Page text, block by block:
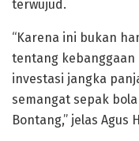
terwujud.
“Karena ini bukan
tentang kebanggaan
investasi jangka
semangat sepak
Bontang,” jelas Agus